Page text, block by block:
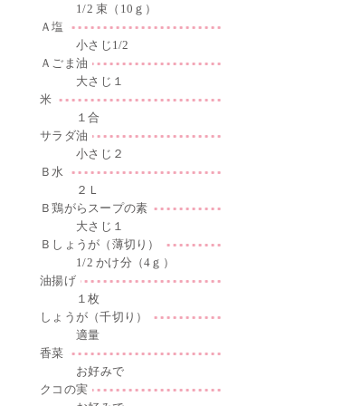
1/2 束（10ｇ）
Ａ塩
小さじ1/2
Ａごま油
大さじ１
米
１合
サラダ油
小さじ２
Ｂ水
２Ｌ
Ｂ鶏がらスープの素
大さじ１
Ｂしょうが（薄切り）
1/2 かけ分（4ｇ）
油揚げ
１枚
しょうが（千切り）
適量
香菜
お好みで
クコの実